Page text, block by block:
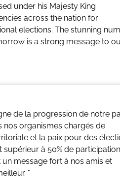
under his Majesty King
across the nation for
elections. The stunning
is a strong message to
de la progression de notre
nos organismes chargés de
et la paix pour des
à 50% de
message fort à nos amis et
"